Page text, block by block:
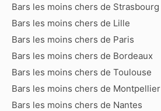
Bars les moins chers de Strasbourg
Bars les moins chers de Lille
Bars les moins chers de Paris
Bars les moins chers de Bordeaux
Bars les moins chers de Toulouse
Bars les moins chers de Montpellier
Bars les moins chers de Nantes